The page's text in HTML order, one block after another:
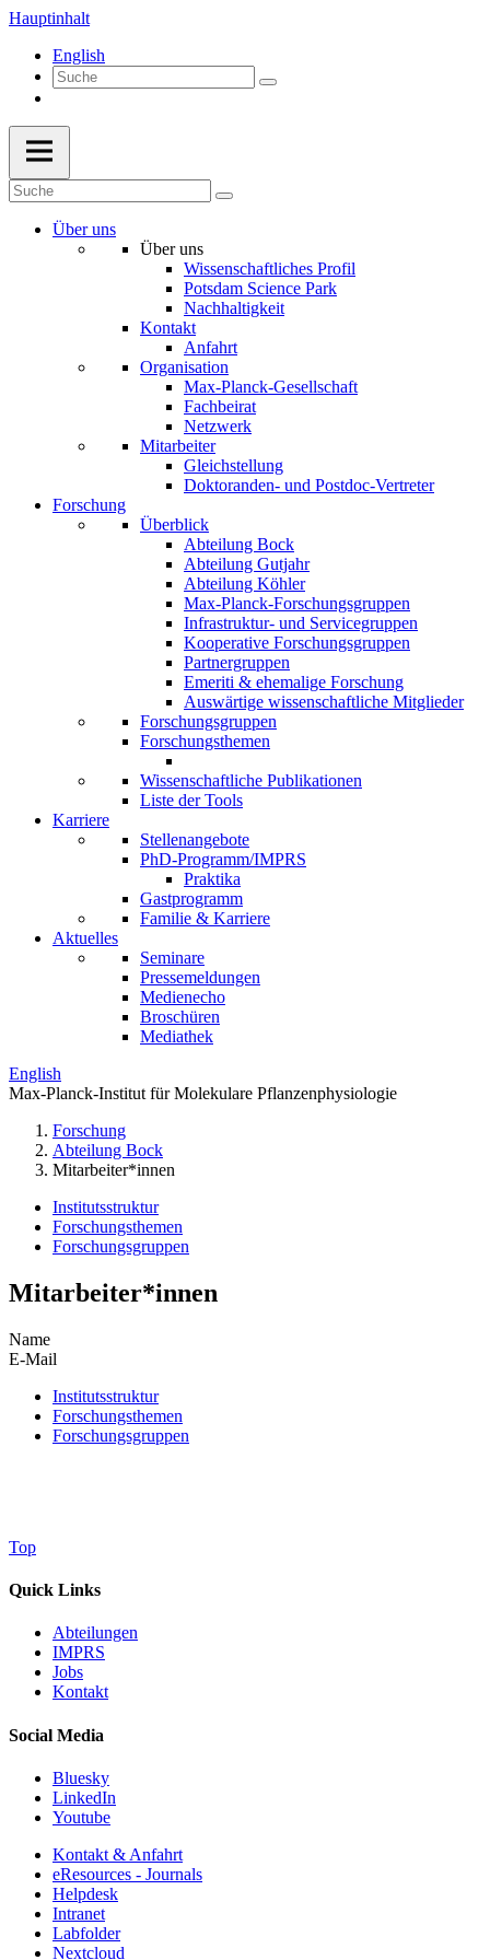
Hauptinhalt
English
Über uns
Über uns
Wissenschaftliches Profil
Potsdam Science Park
Nachhaltigkeit
Kontakt
Anfahrt
Organisation
Max-Planck-Gesellschaft
Fachbeirat
Netzwerk
Mitarbeiter
Gleichstellung
Doktoranden- und Postdoc-Vertreter
Forschung
Überblick
Abteilung Bock
Abteilung Gutjahr
Abteilung Köhler
Max-Planck-Forschungsgruppen
Infrastruktur- und Servicegruppen
Kooperative Forschungsgruppen
Partnergruppen
Emeriti & ehemalige Forschung
Auswärtige wissenschaftliche Mitglieder
Forschungsgruppen
Forschungsthemen
Wissenschaftliche Publikationen
Liste der Tools
Karriere
Stellenangebote
PhD-Programm/IMPRS
Praktika
Gastprogramm
Familie & Karriere
Aktuelles
Seminare
Pressemeldungen
Medienecho
Broschüren
Mediathek
English
Max-Planck-Institut für Molekulare Pflanzenphysiologie
Forschung
Abteilung Bock
Mitarbeiter*innen
Institutsstruktur
Forschungsthemen
Forschungsgruppen
Mitarbeiter*innen
Name
E-Mail
Institutsstruktur
Forschungsthemen
Forschungsgruppen
Top
Quick Links
Abteilungen
IMPRS
Jobs
Kontakt
Social Media
Bluesky
LinkedIn
Youtube
Kontakt & Anfahrt
eResources - Journals
Helpdesk
Intranet
Labfolder
Nextcloud